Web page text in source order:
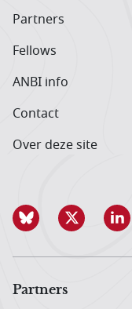
Partners
Fellows
ANBI info
Contact
Over deze site
Partners